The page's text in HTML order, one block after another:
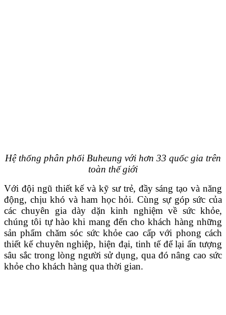
Hệ thống phân phối Buheung với hơn 33 quốc gia trên
toàn thế giới
Với đội ngũ thiết kế và kỹ sư trẻ, đầy sáng tạo và năng
động, chịu khó và ham học hỏi. Cùng sự góp sức của
các chuyên gia dày dặn kinh nghiệm về sức khỏe,
chúng tôi tự hào khi mang đến cho khách hàng những
sản phẩm chăm sóc sức khỏe cao cấp với phong cách
thiết kế chuyên nghiệp, hiện đại, tinh tế để lại ấn tượng
sâu sắc trong lòng người sử dụng, qua đó nâng cao sức
khỏe cho khách hàng qua thời gian.